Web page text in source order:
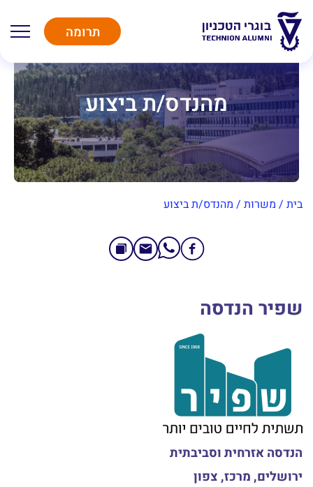
תרומה
מהנדס/ת ביצוע
בית / משרות / מהנדס/ת ביצוע
שפיר הנדסה
הנדסה אזרחית וסביבתית
ירושלים, מרכז, צפון